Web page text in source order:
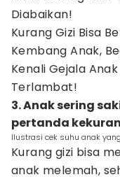
Diabaikan!
Kurang Gizi Bisa
Kembang Anak,
Kenali Gejala
Terlambat!
3. Anak sering
pertanda
Ilustrasi cek suhu anak
Kurang gizi bisa
anak melemah,